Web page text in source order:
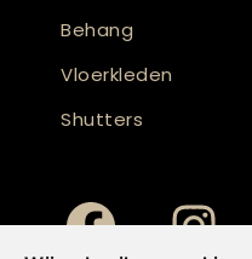
Behang
Vloerkleden
Shutters